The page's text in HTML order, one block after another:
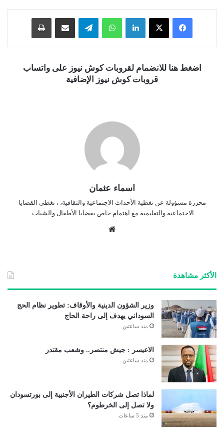
فيسبوك ‫X لينكدإن واتساب تيلقرام
اضغط هنا للانضمام لقروبات كوش نيوز على واتساب
قروبات كوش نيوز الإضافية
اسماء عثمان
محررة مسؤولة عن تغطية الأحداث الاجتماعية والثقافية، ، تغطي القضايا
الاجتماعية والتعليمية مع اهتمام خاص بقضايا الأطفال والشباب.
الأكثر مشاهدة
وزير الشؤون الدينية والأوقاف: تطوير نظام الحج
السوداني يهدف إلى راحة الحاج
منذ ساعتين
الاعيسر : جيش منتصر.. وشعب مقتدر
منذ ساعتين
لماذا تصل شركات الطيران الأجنبية إلى بورتسودان
ولا تصل إلى الخرطوم؟
منذ 5 ساعات